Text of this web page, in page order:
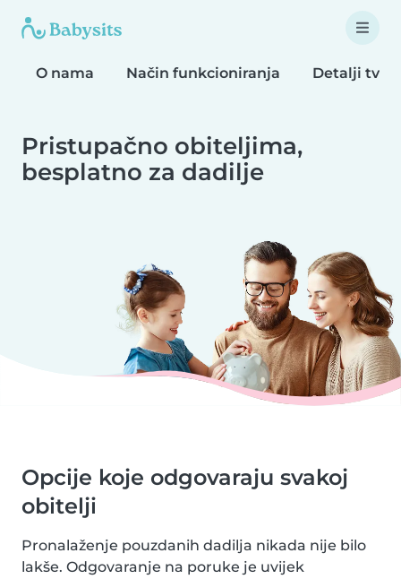
O nama Način funkcioniranja Detalji
Pristupačno obiteljima,
besplatno za dadilje
Opcije koje odgovaraju svakoj
obitelji
Pronalaženje pouzdanih dadilja nikada nije bilo
lakše. Odgovaranje na poruke je uvijek